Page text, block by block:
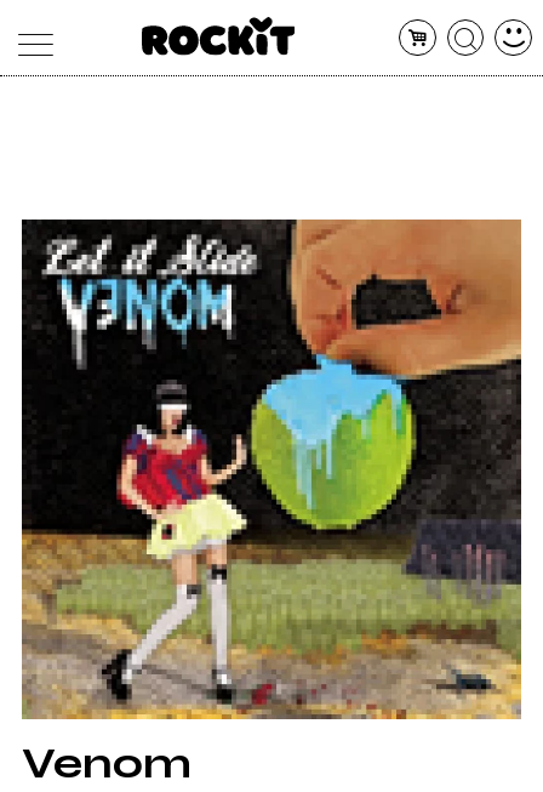
ARTISTI
CONCERTI
SHOP
RADIO
Venom